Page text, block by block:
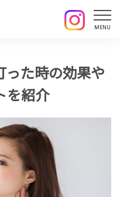
った時の効果や
を紹介